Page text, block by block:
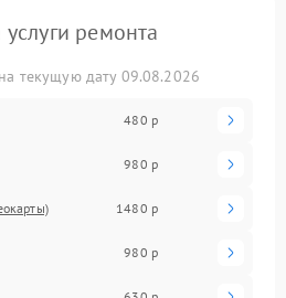
ремонта
текущую дату 09.08.2026
480 р
980 р
1480 р
980 р